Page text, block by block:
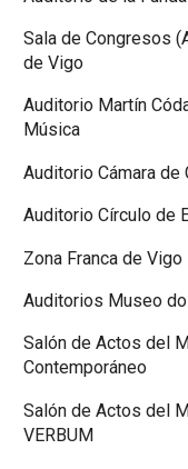
Sala de Congresos
de Vigo
Auditorio Martín
Música
Auditorio Cámara
Auditorio Círculo de
Zona Franca de Vigo
Auditorios Museo
Salón de Actos del
Contemporáneo
Salón de Actos del
VERBUM